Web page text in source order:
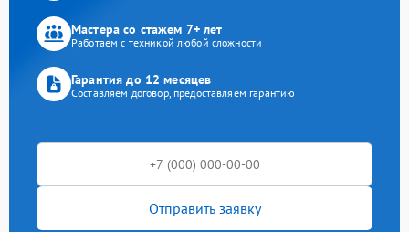
Мастера со стажем 7+ лет
Работаем с техникой любой сложности
Гарантия до 12 месяцев
Составляем договор, предоставляем гарантию
Отправить заявку